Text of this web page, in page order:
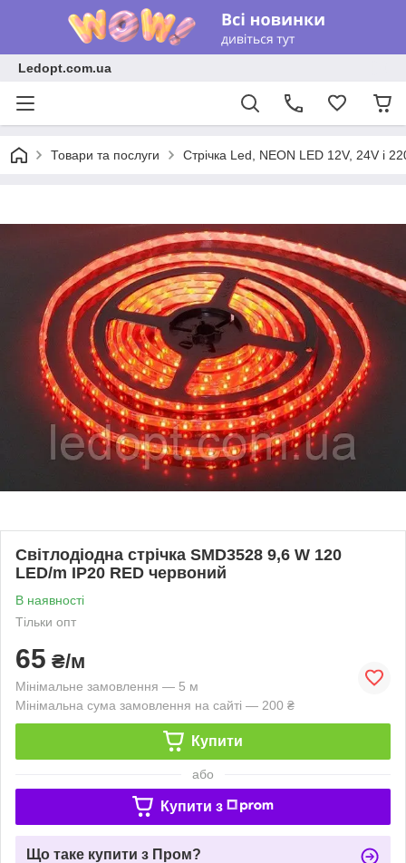
Ledopt.com.ua
Товари та послуги Стрічка Led, NEON LED 12V, 24V і
Світлодіодна стрічка SMD3528 9,6 W 120
LED/m IP20 RED червоний
В наявності
Тільки опт
65 ₴/м
Мінімальне замовлення — 5 м
Мінімальна сума замовлення на сайті — 200 ₴
Купити
або
Купити з
Що таке купити з Пром?